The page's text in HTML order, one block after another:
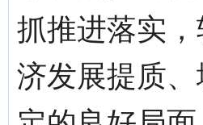
抓推进落实
济发展提质